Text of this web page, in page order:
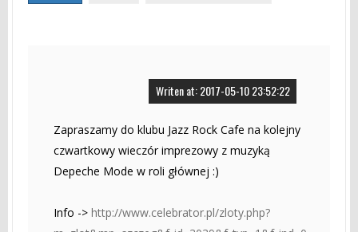
Writen at: 2017-05-10 23:52:22
Zapraszamy do klubu Jazz Rock Cafe na kolejny
czwartkowy wieczór imprezowy z muzyką
Depeche Mode w roli głównej :)
Info -> http://www.celebrator.pl/zloty.php?